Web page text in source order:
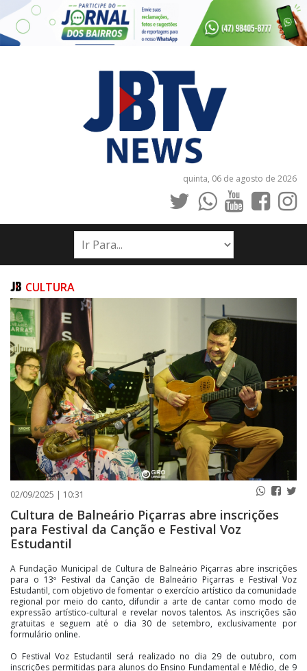
quinta, 06 de agosto de 2026
INÍCIO
NOTÍCIAS
PUBLICAÇÕES LEGAIS
CONTATO
CULTURA
02/09/2025 | 10:31
Cultura de Balneário Piçarras abre inscrições
para Festival da Canção e Festival Voz
Estudantil
A Fundação Municipal de Cultura de Balneário Piçarras abre inscrições
para o 13º Festival da Canção de Balneário Piçarras e Festival Voz
Estudantil, com objetivo de fomentar o exercício artístico da comunidade
regional por meio do canto, difundir a arte de cantar como modo de
expressão artístico-cultural e revelar novos talentos. As inscrições são
gratuitas e seguem até o dia 30 de setembro, exclusivamente por
formulário online.
O Festival Voz Estudantil será realizado no dia 29 de outubro, com
inscrições permitidas para alunos do Ensino Fundamental e Médio, de 9